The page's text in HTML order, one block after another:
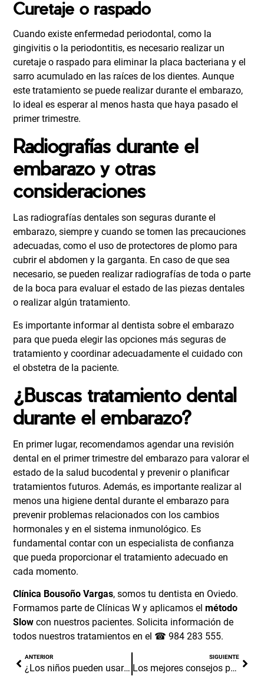
Curetaje o raspado
Cuando existe enfermedad periodontal, como la
gingivitis o la periodontitis, es necesario realizar un
curetaje o raspado para eliminar la placa bacteriana y el
sarro acumulado en las raíces de los dientes. Aunque
este tratamiento se puede realizar durante el embarazo,
lo ideal es esperar al menos hasta que haya pasado el
primer trimestre.
Radiografías durante el
embarazo y otras
consideraciones
Las radiografías dentales son seguras durante el
embarazo, siempre y cuando se tomen las precauciones
adecuadas, como el uso de protectores de plomo para
cubrir el abdomen y la garganta. En caso de que sea
necesario, se pueden realizar radiografías de toda o parte
de la boca para evaluar el estado de las piezas dentales
o realizar algún tratamiento.
Es importante informar al dentista sobre el embarazo
para que pueda elegir las opciones más seguras de
tratamiento y coordinar adecuadamente el cuidado con
el obstetra de la paciente.
¿Buscas tratamiento dental
durante el embarazo?
En primer lugar, recomendamos agendar una revisión
dental en el primer trimestre del embarazo para valorar el
estado de la salud bucodental y prevenir o planificar
tratamientos futuros. Además, es importante realizar al
menos una higiene dental durante el embarazo para
prevenir problemas relacionados con los cambios
hormonales y en el sistema inmunológico. Es
fundamental contar con un especialista de confianza
que pueda proporcionar el tratamiento adecuado en
cada momento.
Clínica Bousoño Vargas, somos tudentista en Oviedo.
Formamos parte de Clínicas W y aplicamos elmétodo
Slow con nuestros pacientes.Solicita información de
todos nuestros tratamientos en el ☎984 283 555.
ANTERIOR
¿Los niños pueden usar alineadores invisibles?
SIGUIENTE
Los mejores consejos para la sensibilidad dental